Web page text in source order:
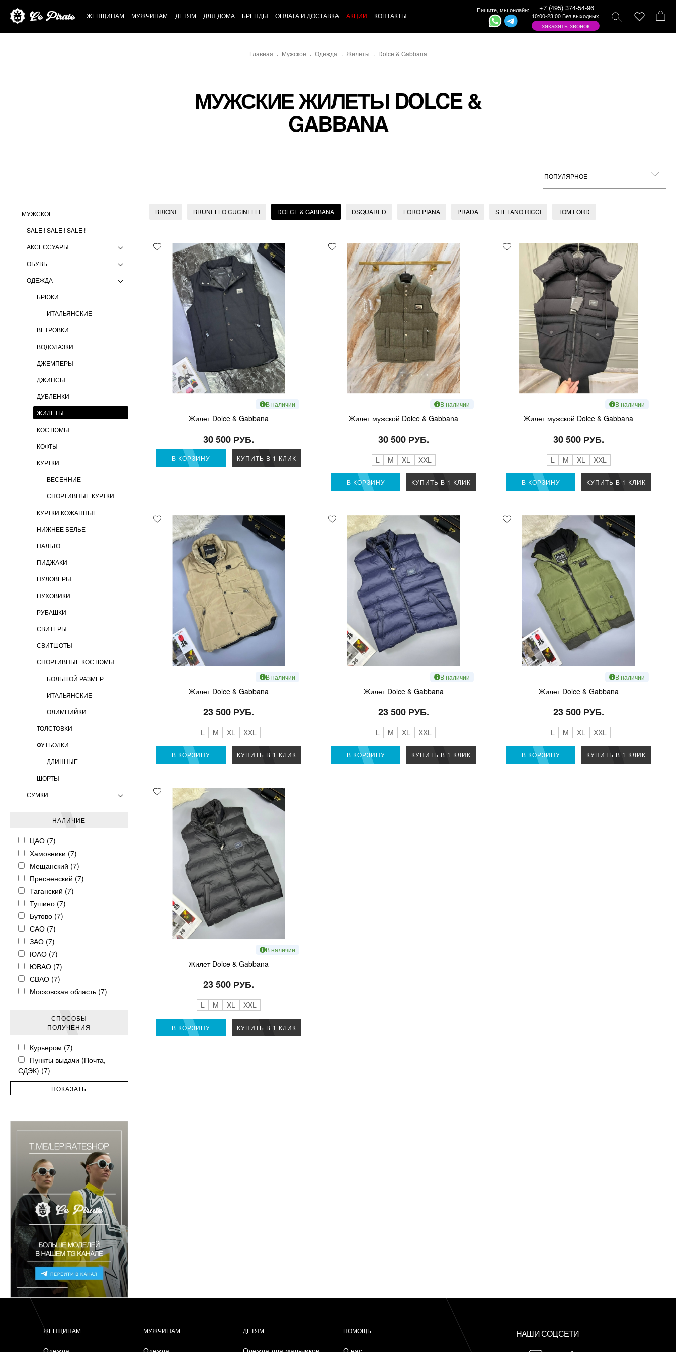
ЖЕНЩИНАМ МУЖЧИНАМ ДЕТЯМ ДЛЯ ДОМА БРЕНДЫ ОПЛАТА И ДОСТАВКА АКЦИИ КОНТАКТЫ
Пишите, мы онлайн: +7 (495) 374-54-96
10:00-23:00 Без выходных
заказать звонок
Главная Мужское Одежда Жилеты Dolce & Gabbana
МУЖСКИЕ ЖИЛЕТЫ DOLCE &
GABBANA
МУЖСКОЕ
SALE ! SALE ! SALE !
АКСЕССУАРЫ
ОБУВЬ
ОДЕЖДА
БРЮКИ
ИТАЛЬЯНСКИЕ
ВЕТРОВКИ
ВОДОЛАЗКИ
ДЖЕМПЕРЫ
ДЖИНСЫ
ДУБЛЕНКИ
ЖИЛЕТЫ
КОСТЮМЫ
КОФТЫ
КУРТКИ
ВЕСЕННИЕ
СПОРТИВНЫЕ КУРТКИ
КУРТКИ КОЖАННЫЕ
НИЖНЕЕ БЕЛЬЕ
ПАЛЬТО
ПИДЖАКИ
ПУЛОВЕРЫ
ПУХОВИКИ
РУБАШКИ
СВИТЕРЫ
СВИТШОТЫ
СПОРТИВНЫЕ КОСТЮМЫ
БОЛЬШОЙ РАЗМЕР
ИТАЛЬЯНСКИЕ
ОЛИМПИЙКИ
ТОЛСТОВКИ
ФУТБОЛКИ
ДЛИННЫЕ
ШОРТЫ
СУМКИ
НАЛИЧИЕ
ЦАО (7)
Хамовники (7)
Мещанский (7)
Пресненский (7)
Таганский (7)
Тушино (7)
Бутово (7)
САО (7)
ЗАО (7)
ЮАО (7)
ЮВАО (7)
СВАО (7)
Московская область (7)
СПОСОБЫ
ПОЛУЧЕНИЯ
Курьером (7)
Пункты выдачи (Почта,
СДЭК) (7)
BRIONI BRUNELLO CUCINELLI DOLCE & GABBANA DSQUARED LORO PIANA PRADA STEFANO RICCI TOM FORD
В наличии
Жилет Dolce & Gabbana
30 500 РУБ.
В КОРЗИНУ КУПИТЬ В 1 КЛИК
В наличии
Жилет мужской Dolce & Gabbana
30 500 РУБ.
L M XL XXL
В КОРЗИНУ КУПИТЬ В 1 КЛИК
В наличии
Жилет мужской Dolce & Gabbana
30 500 РУБ.
L M XL XXL
В КОРЗИНУ КУПИТЬ В 1 КЛИК
В наличии
Жилет Dolce & Gabbana
23 500 РУБ.
L M XL XXL
В КОРЗИНУ КУПИТЬ В 1 КЛИК
В наличии
Жилет Dolce & Gabbana
23 500 РУБ.
L M XL XXL
В КОРЗИНУ КУПИТЬ В 1 КЛИК
В наличии
Жилет Dolce & Gabbana
23 500 РУБ.
L M XL XXL
В КОРЗИНУ КУПИТЬ В 1 КЛИК
В наличии
Жилет Dolce & Gabbana
23 500 РУБ.
L M XL XXL
В КОРЗИНУ КУПИТЬ В 1 КЛИК
ЖЕНЩИНАМ МУЖЧИНАМ ДЕТЯМ ПОМОЩЬ НАШИ СОЦСЕТИ